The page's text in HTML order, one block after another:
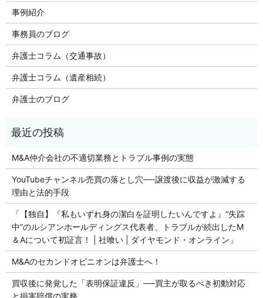
事例紹介
事務員のブログ
弁護士コラム（交通事故）
弁護士コラム（遺産相続）
弁護士のブログ
M&A仲介会社の不適切業務とトラブル事例の実態
YouTubeチャンネル売買の落とし穴──譲渡後に収益が激減する
理由と法的手段
「【独自】『私もいずれ身の潔白を証明したいんですよ』“失踪
中”のルシアンホールディングス代表者、トラブルが続出したM
＆Aについて初証言！ | 社喰い | ダイヤモンド・オンライン」
M&Aのセカンドオピニオンは弁護士へ！
買収後に発覚した「表明保証違反」──買主が取るべき初動対応